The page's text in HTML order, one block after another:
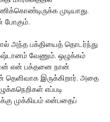
முடியாது.
போகும்.
அந்த பக்தியைத் தொடர்ந்து
வேணும். ஒழுக்கம்
என் பக்தனை நான்
தெளிவாக இருக்கிறார். அதை
எப்படி
முக்கியம் என்பதைப்